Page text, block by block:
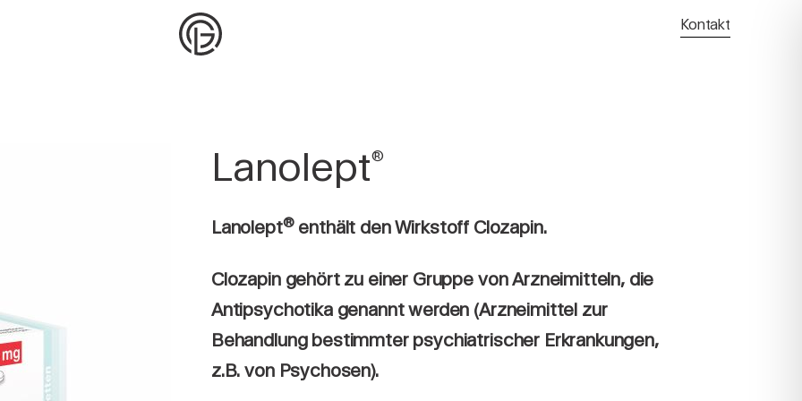
Kontakt
Lanolept®
Lanolept®enthält den Wirkstoff Clozapin.
Clozapin gehört zu einer Gruppe von Arzneimitteln, die
Antipsychotika genannt werden (Arzneimittel zur
Behandlung bestimmter psychiatrischer Erkrankungen,
z.B. von Psychosen).